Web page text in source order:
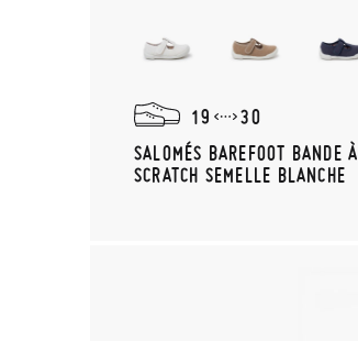
19
30
SALOMÉS BAREFOOT BANDE À
SCRATCH SEMELLE BLANCHE